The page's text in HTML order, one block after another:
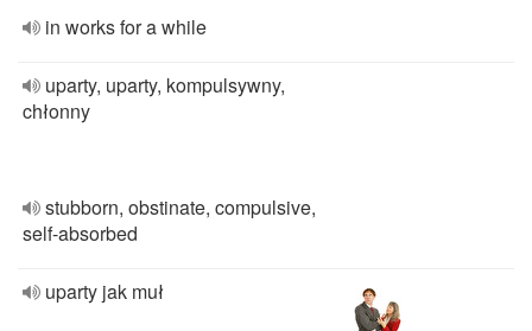
in works for a while
uparty, uparty, kompulsywny,
chłonny
stubborn, obstinate, compulsive,
self-absorbed
uparty jak muł